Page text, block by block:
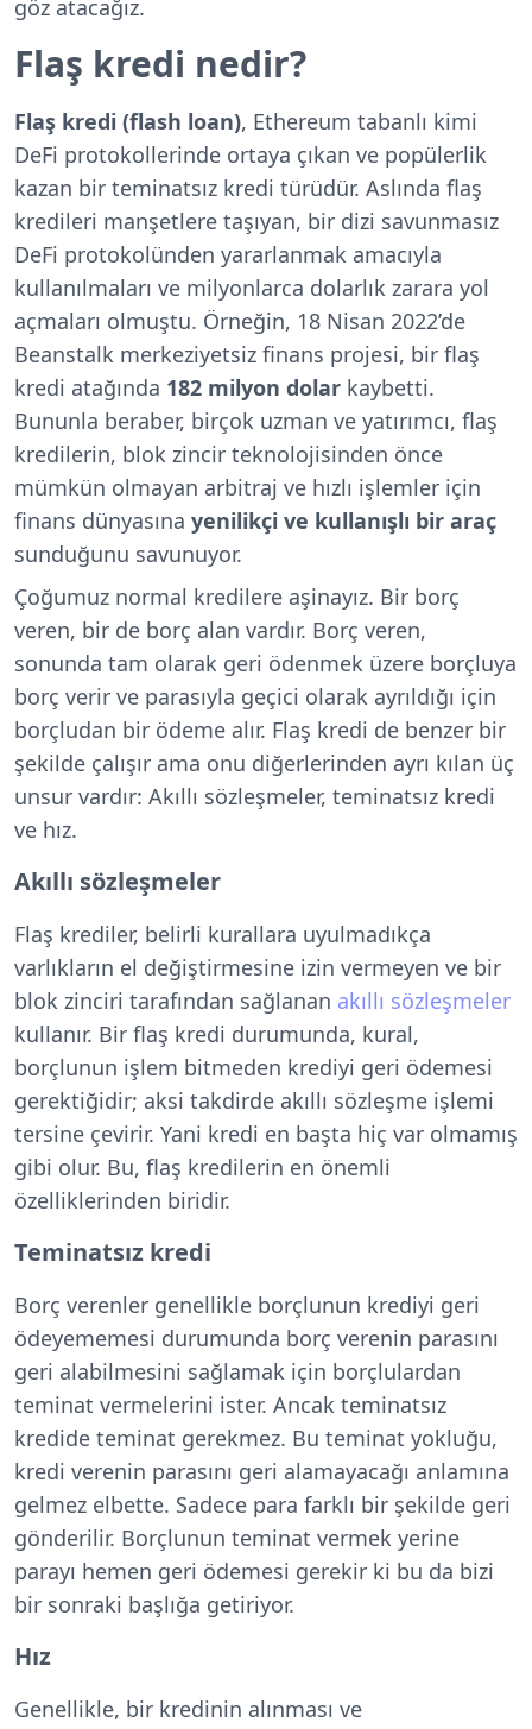
göz atacağız.
Flaş kredi nedir?
Flaş kredi (flash loan), Ethereum tabanlı kimi
DeFi protokollerinde ortaya çıkan ve popülerlik
kazan bir teminatsız kredi türüdür. Aslında flaş
kredileri manşetlere taşıyan, bir dizi savunmasız
DeFi protokolünden yararlanmak amacıyla
kullanılmaları ve milyonlarca dolarlık zarara yol
açmaları olmuştu. Örneğin, 18 Nisan 2022’de
Beanstalk merkeziyetsiz finans projesi, bir flaş
kredi atağında 182 milyon dolar kaybetti.
Bununla beraber, birçok uzman ve yatırımcı, flaş
kredilerin, blok zincir teknolojisinden önce
mümkün olmayan arbitraj ve hızlı işlemler için
finans dünyasına yenilikçi ve kullanışlı bir araç
sunduğunu savunuyor.
Çoğumuz normal kredilere aşinayız. Bir borç
veren, bir de borç alan vardır. Borç veren,
sonunda tam olarak geri ödenmek üzere borçluya
borç verir ve parasıyla geçici olarak ayrıldığı için
borçludan bir ödeme alır. Flaş kredi de benzer bir
şekilde çalışır ama onu diğerlerinden ayrı kılan üç
unsur vardır: Akıllı sözleşmeler, teminatsız kredi
ve hız.
Akıllı sözleşmeler
Flaş krediler, belirli kurallara uyulmadıkça
varlıkların el değiştirmesine izin vermeyen ve bir
blok zinciri tarafından sağlanan akıllı sözleşmeler
kullanır. Bir flaş kredi durumunda, kural,
borçlunun işlem bitmeden krediyi geri ödemesi
gerektiğidir; aksi takdirde akıllı sözleşme işlemi
tersine çevirir. Yani kredi en başta hiç var olmamış
gibi olur. Bu, flaş kredilerin en önemli
özelliklerinden biridir.
Teminatsız kredi
Borç verenler genellikle borçlunun krediyi geri
ödeyememesi durumunda borç verenin parasını
geri alabilmesini sağlamak için borçlulardan
teminat vermelerini ister. Ancak teminatsız
kredide teminat gerekmez. Bu teminat yokluğu,
kredi verenin parasını geri alamayacağı anlamına
gelmez elbette. Sadece para farklı bir şekilde geri
gönderilir. Borçlunun teminat vermek yerine
parayı hemen geri ödemesi gerekir ki bu da bizi
bir sonraki başlığa getiriyor.
Hız
Genellikle, bir kredinin alınması ve